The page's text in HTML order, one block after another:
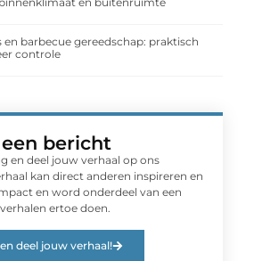
en barbecue gereedschap: praktisch
controle
bericht
en deel jouw verhaal op ons
kan direct anderen inspireren en
en word onderdeel van een
ertoe doen.
deel jouw verhaal!